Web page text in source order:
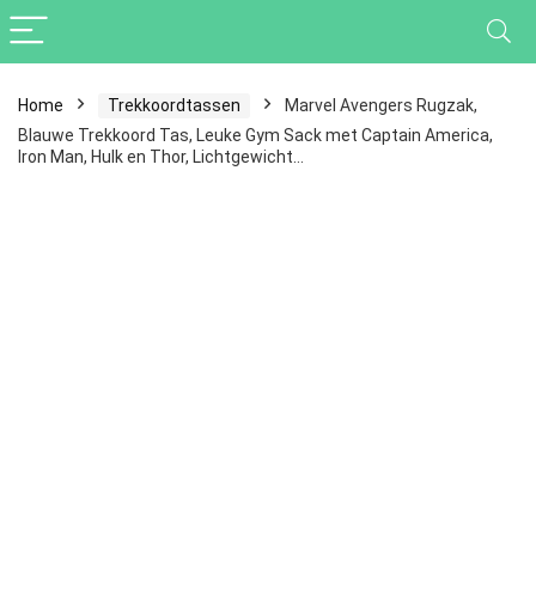
Home Trekkoordtassen
Marvel Avengers Rugzak,
Blauwe Trekkoord Tas, Leuke Gym Sack met Captain America,
Iron Man, Hulk en Thor, Lichtgewicht…